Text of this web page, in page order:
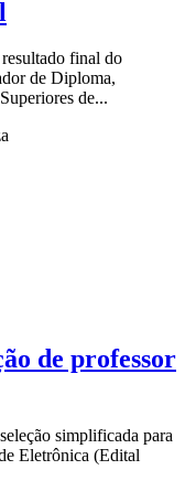
final do
de Diploma,
de...
de professor
simplificada para
Eletrônica (Edital